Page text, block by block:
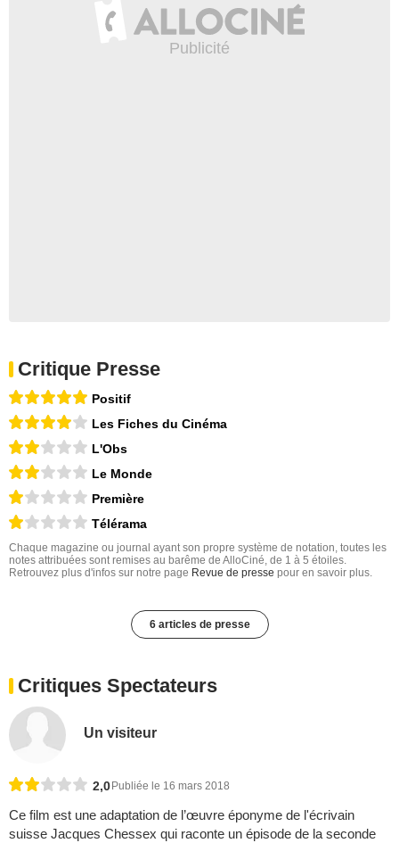
Critique Presse
Positif
Les Fiches du Cinéma
L'Obs
Le Monde
Première
Télérama
Chaque magazine ou journal ayant son propre système de notation, toutes les
notes attribuées sont remises au barême de AlloCiné, de 1 à 5 étoiles.
Retrouvez plus d'infos sur notre page Revue de presse pour en savoir plus.
6 articles de presse
Critiques Spectateurs
Un visiteur
2,0 Publiée le 16 mars 2018
Ce film est une adaptation de l’œuvre éponyme de l'écrivain
suisse Jacques Chessex qui raconte un épisode de la seconde